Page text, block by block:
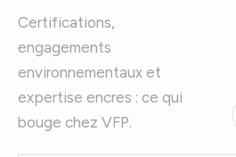
Certifications,
engagements
environnementaux et
expertise encres : ce qui
bouge chez VFP.